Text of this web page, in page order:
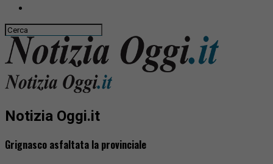
Notizia Oggi.it
Grignasco asfaltata la provinciale